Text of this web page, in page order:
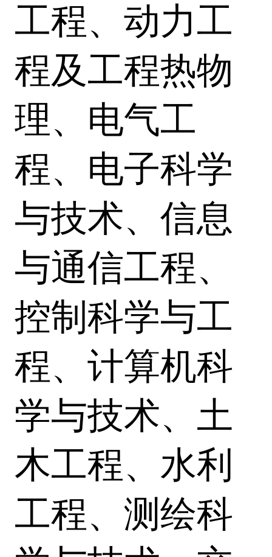
工程、动力工
程及工程热物
理、电气工
程、电子科学
与技术、信息
与通信工程、
控制科学与工
程、计算机科
学与技术、土
木工程、水利
工程、测绘科